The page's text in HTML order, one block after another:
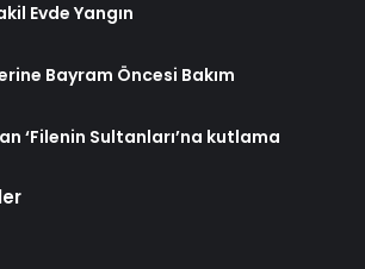
Evde Yangın
Bayram Öncesi Bakım
‘Filenin Sultanları’na kutlama